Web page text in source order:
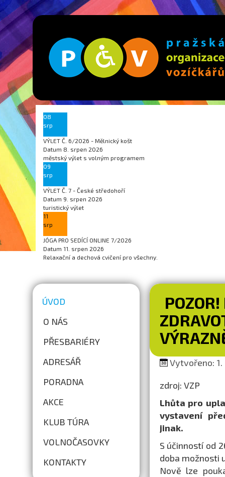
08
srp
VÝLET Č. 6/2026 - Mělnický košt
Datum 8. srpen 2026
městský výlet s volným programem
09
srp
VÝLET Č. 7 - České středohoří
Datum 9. srpen 2026
turistický výlet
11
srp
JÓGA PRO SEDÍCÍ ONLINE 7/2026
Datum 11. srpen 2026
Relaxační a dechová cvičení pro všechny.
ÚVOD
O NÁS
PŘESBARIÉRY
ADRESÁŘ
PORADNA
AKCE
KLUB TÚRA
VOLNOČASOVKY
KONTAKTY
Vytvořeno: 1.
zdroj: VZP
Lhůta pro
vystavení
jinak.
S účinností od
doba možnosti
Nově lze